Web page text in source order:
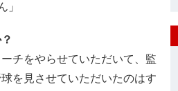
」
チをやらせていただいて、監
を見させていただいたのはす